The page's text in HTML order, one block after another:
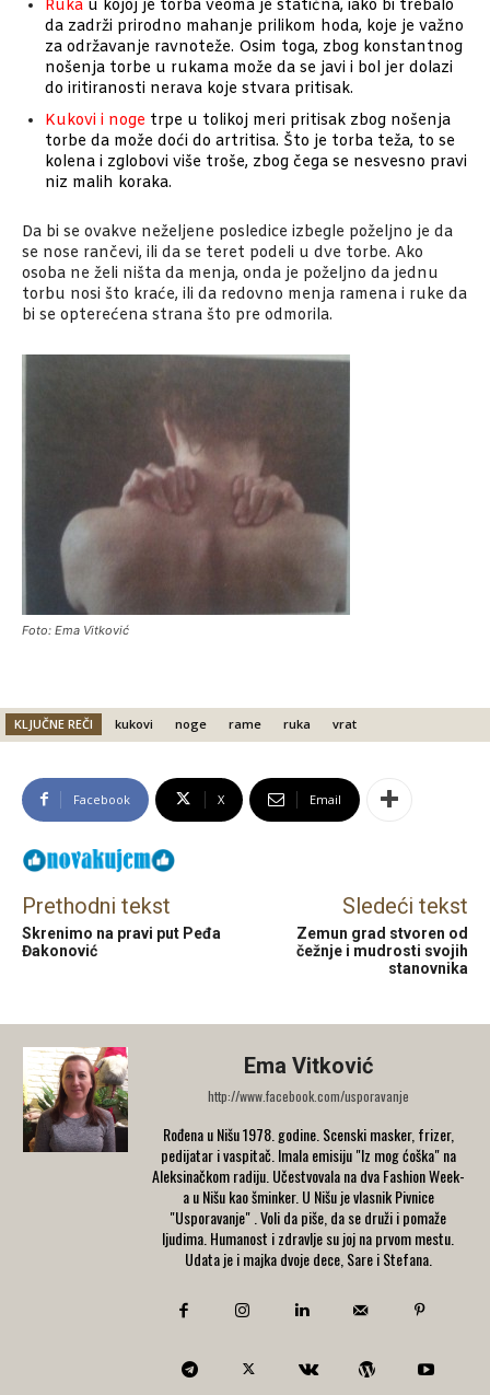
Ruka u kojoj je torba veoma je statična, iako bi trebalo
da zadrži prirodno mahanje prilikom hoda, koje je važno
za održavanje ravnoteže. Osim toga, zbog konstantnog
nošenja torbe u rukama može da se javi i bol jer dolazi
do iritiranosti nerava koje stvara pritisak.
Kukovi i noge trpe u tolikoj meri pritisak zbog nošenja
torbe da može doći do artritisa. Što je torba teža, to se
kolena i zglobovi više troše, zbog čega se nesvesno pravi
niz malih koraka.
Da bi se ovakve neželjene posledice izbegle poželjno je da
se nose rančevi, ili da se teret podeli u dve torbe. Ako
osoba ne želi ništa da menja, onda je poželjno da jednu
torbu nosi što kraće, ili da redovno menja ramena i ruke da
bi se opterećena strana što pre odmorila.
Foto: Ema Vitković
KLJUČNE REČI kukovi noge rame ruka vrat
Facebook X Email
Prethodni tekst
Skrenimo na pravi put Peđa
Đakonović
Sledeći tekst
Zemun grad stvoren od
čežnje i mudrosti svojih
stanovnika
Ema Vitković
http://www.facebook.com/usporavanje
Rođena u Nišu 1978. godine. Scenski masker, frizer,
pedijatar i vaspitač. Imala emisiju "Iz mog ćoška" na
Aleksinačkom radiju. Učestvovala na dva Fashion Week-
a u Nišu kao šminker. U Nišu je vlasnik Pivnice
"Usporavanje" . Voli da piše, da se druži i pomaže
ljudima. Humanost i zdravlje su joj na prvom mestu.
Udata je i majka dvoje dece, Sare i Stefana.